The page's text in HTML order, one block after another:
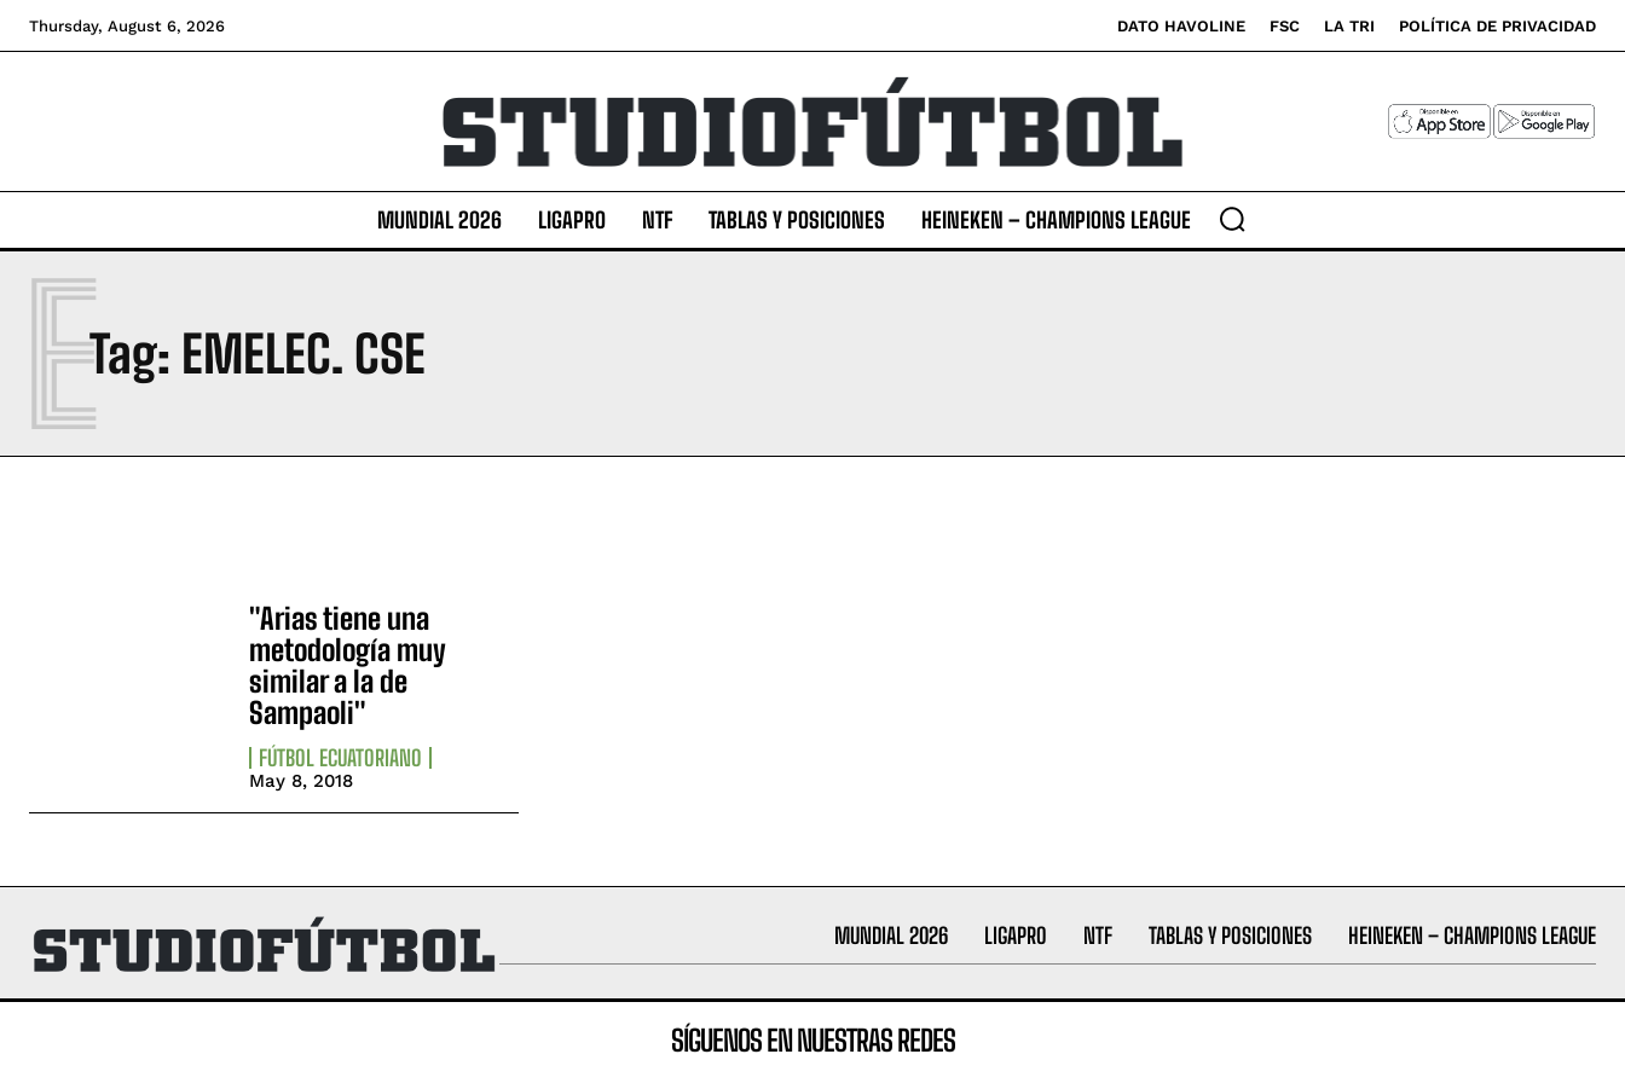
Thursday, August 6, 2026 DATO HAVOLINE FSC LA TRI POLÍTICA DE PRIVACIDAD
MUNDIAL 2026 LIGAPRO NTF TABLAS Y POSICIONES HEINEKEN – CHAMPIONS LEAGUE
Tag: EMELEC. CSE
E
"Arias tiene una
metodología muy
similar a la de
Sampaoli"
FÚTBOL ECUATORIANO
May 8, 2018
MUNDIAL 2026 LIGAPRO NTF TABLAS Y POSICIONES HEINEKEN – CHAMPIONS LEAGUE
SÍGUENOS EN NUESTRAS REDES